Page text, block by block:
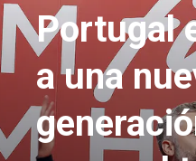
Portugal
a una